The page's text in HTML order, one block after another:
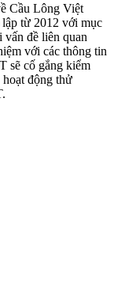
Cầu Lông Việt
từ 2012 với mục
vấn đề liên quan
với các thông tin
sẽ cố gắng kiểm
hoạt động thử